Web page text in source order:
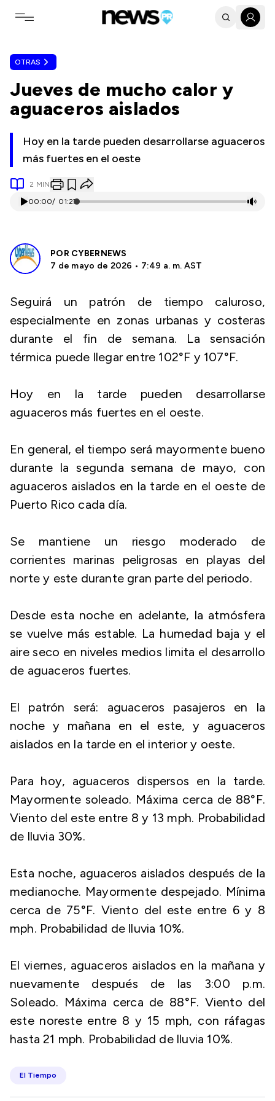
Toggle navigation menu
OTRAS
Jueves de mucho calor y
aguaceros aislados
Hoy en la tarde pueden desarrollarse aguaceros
más fuertes en el oeste
2 MIN
00:00/ 01:27
POR CYBERNEWS
7 de mayo de 2026 • 7:49 a. m. AST
Seguirá un patrón de tiempo caluroso,
especialmente en zonas urbanas y costeras
durante el fin de semana. La sensación
térmica puede llegar entre 102°F y 107°F.
Hoy en la tarde pueden desarrollarse
aguaceros más fuertes en el oeste.
En general, el tiempo será mayormente bueno
durante la segunda semana de mayo, con
aguaceros aislados en la tarde en el oeste de
Puerto Rico cada día.
Se mantiene un riesgo moderado de
corrientes marinas peligrosas en playas del
norte y este durante gran parte del periodo.
Desde esta noche en adelante, la atmósfera
se vuelve más estable. La humedad baja y el
aire seco en niveles medios limita el desarrollo
de aguaceros fuertes.
El patrón será: aguaceros pasajeros en la
noche y mañana en el este, y aguaceros
aislados en la tarde en el interior y oeste.
Para hoy, aguaceros dispersos en la tarde.
Mayormente soleado. Máxima cerca de 88°F.
Viento del este entre 8 y 13 mph. Probabilidad
de lluvia 30%.
Esta noche, aguaceros aislados después de la
medianoche. Mayormente despejado. Mínima
cerca de 75°F. Viento del este entre 6 y 8
mph. Probabilidad de lluvia 10%.
El viernes, aguaceros aislados en la mañana y
nuevamente después de las 3:00 p.m.
Soleado. Máxima cerca de 88°F. Viento del
este noreste entre 8 y 15 mph, con ráfagas
hasta 21 mph. Probabilidad de lluvia 10%.
El Tiempo